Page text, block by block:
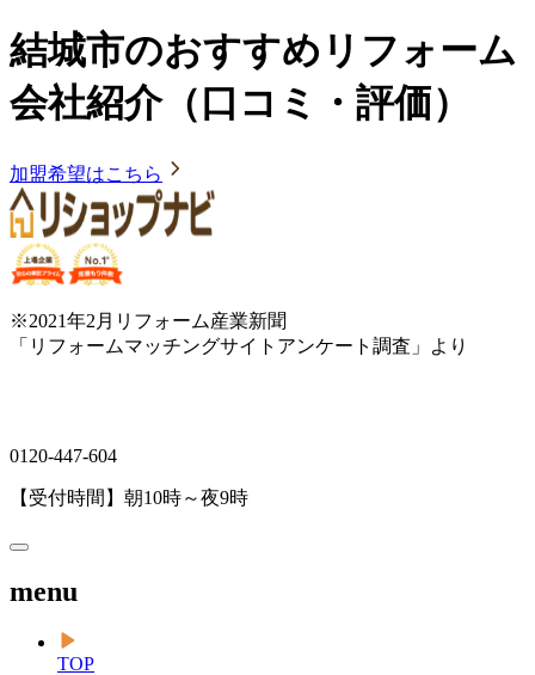
結城市のおすすめリフォーム
会社紹介（口コミ・評価）
加盟希望はこちら
※2021年2月リフォーム産業新聞
「リフォームマッチングサイトアンケート調査」より
0120-447-604
【受付時間】朝10時～夜9時
menu
TOP